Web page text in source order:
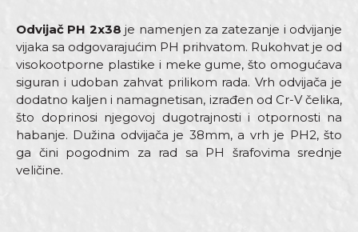
Odvijač PH 2x38 je namenjen za zatezanje i odvijanje
vijaka sa odgovarajućim PH prihvatom. Rukohvat je od
visokootporne plastike i meke gume, što omogućava
siguran i udoban zahvat prilikom rada. Vrh odvijača je
dodatno kaljen i namagnetisan, izrađen od Cr-V čelika,
što doprinosi njegovoj dugotrajnosti i otpornosti na
habanje. Dužina odvijača je 38mm, a vrh je PH2, što
ga čini pogodnim za rad sa PH šrafovima srednje
veličine.